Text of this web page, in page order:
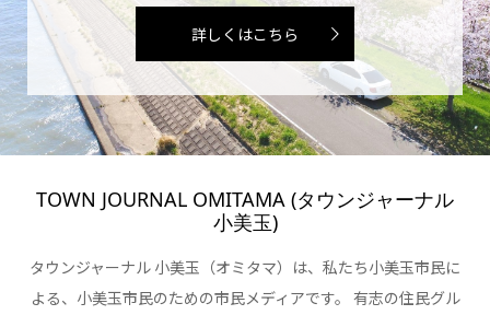
詳しくはこちら
TOWN JOURNAL OMITAMA (タウンジャーナル
小美玉)
タウンジャーナル 小美玉（オミタマ）は、私たち小美玉市民に
よる、小美玉市民のための市民メディアです。 有志の住民グル